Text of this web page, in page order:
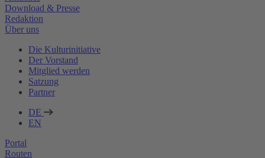
Download & Presse
Redaktion
Über uns
Die Kulturinitiative
Der Vorstand
Mitglied werden
Satzung
Partner
DE
EN
Portal
Routen